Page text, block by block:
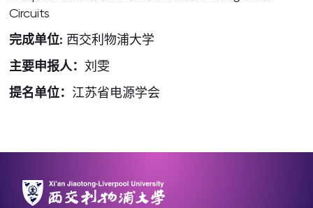
Circuits
完成单位: 西交利物浦大学
主要申报人：刘雯
提名单位： 江苏省电源学会